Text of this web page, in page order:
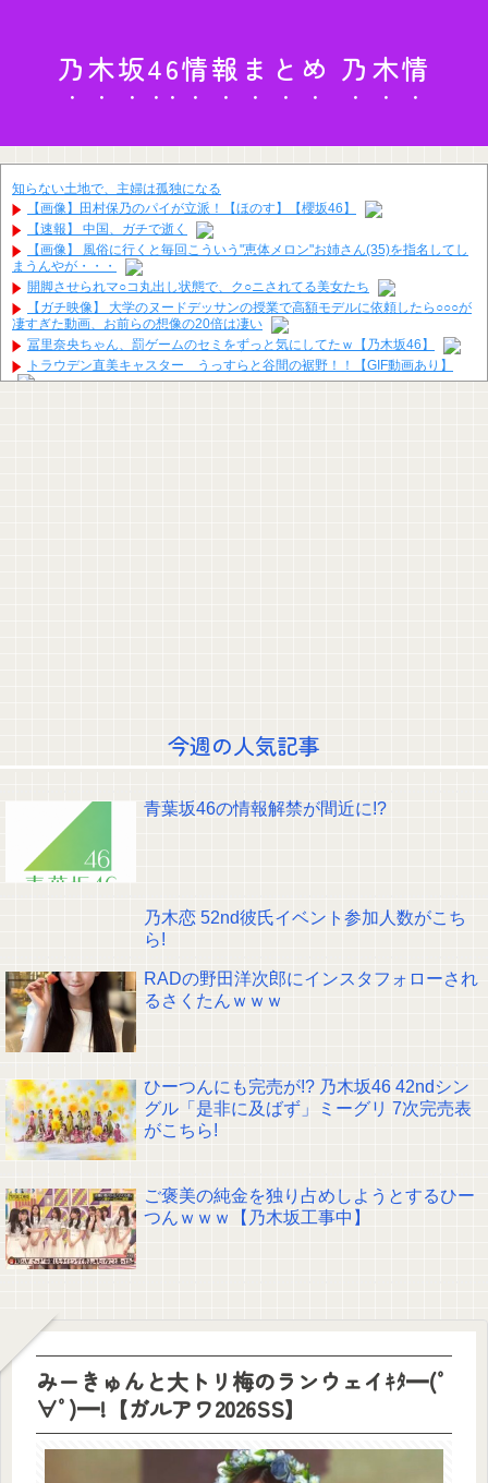
乃木坂46情報まとめ 乃木情
知らない土地で、主婦は孤独になる
【画像】田村保乃のパイが立派！【ほのす】【櫻坂46】
【速報】 中国、ガチで逝く
【画像】 風俗に行くと毎回こういう"恵体メロン"お姉さん(35)を指名してし
まうんやが・・・
開脚させられマ○コ丸出し状態で、ク○ニされてる美女たち
【ガチ映像】 大学のヌードデッサンの授業で高額モデルに依頼したら○○○が
凄すぎた動画、お前らの想像の20倍は凄い
冨里奈央ちゃん、罰ゲームのセミをずっと気にしてたｗ【乃木坂46】
トラウデン直美キャスター うっすらと谷間の裾野！！【GIF動画あり】
【画像】令和最新版・あのちゃん、エッッッッッッッッッッ！
【画像】顔100点、体30点の女ｗｗｗ
【元日向坂46】ジャンボさん、某OGと新番組始動へ！！
【櫻坂46】山田桃実からお知らせ
Powered by livedoor 相互RSS
今週の人気記事
青葉坂46の情報解禁が間近に!?
乃木恋 52nd彼氏イベント参加人数がこち
ら!
RADの野田洋次郎にインスタフォローされ
るさくたんｗｗｗ
ひーつんにも完売が!? 乃木坂46 42ndシン
グル「是非に及ばず」ミーグリ 7次完売表
がこちら!
ご褒美の純金を独り占めしようとするひー
つんｗｗｗ【乃木坂工事中】
みーきゅんと大トリ梅のランウェイｷﾀ━(ﾟ
∀ﾟ)━!【ガルアワ2026SS】